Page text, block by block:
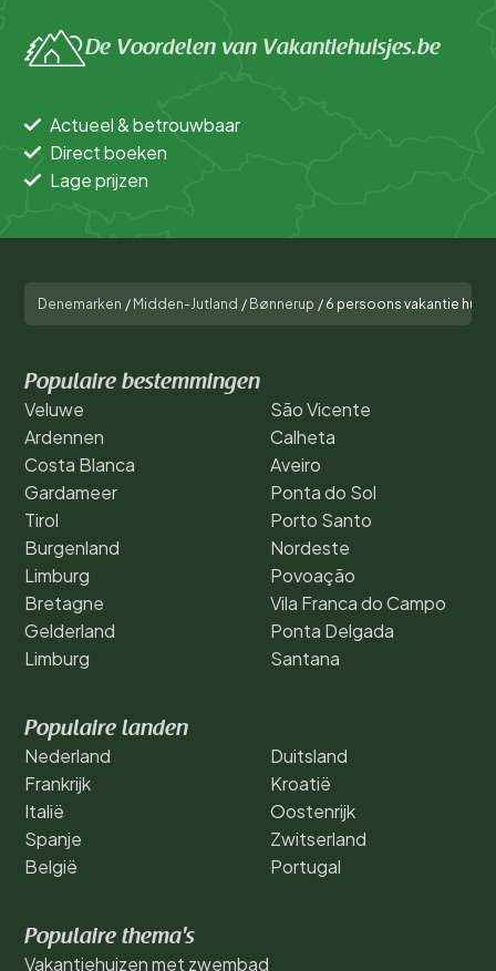
De Voordelen van Vakantiehuisjes.be
Actueel & betrouwbaar
Direct boeken
Lage prijzen
Denemarken / Midden-Jutland / Bønnerup / 6 persoons vakantie huis
Populaire bestemmingen
Veluwe
Ardennen
Costa Blanca
Gardameer
Tirol
Burgenland
Limburg
Bretagne
Gelderland
Limburg
São Vicente
Calheta
Aveiro
Ponta do Sol
Porto Santo
Nordeste
Povoação
Vila Franca do Campo
Ponta Delgada
Santana
Populaire landen
Nederland
Frankrijk
Italië
Spanje
België
Duitsland
Kroatië
Oostenrijk
Zwitserland
Portugal
Populaire thema's
Vakantiehuizen met zwembad